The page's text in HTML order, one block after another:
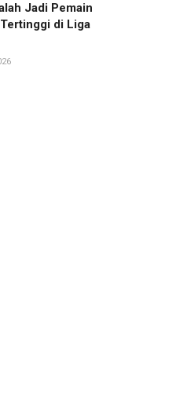
Jadi Pemain
di Liga